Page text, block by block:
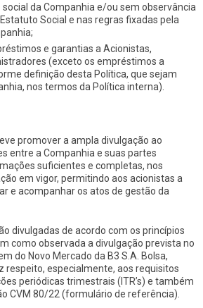
social da Companhia e/ou sem observância
Social e nas regras fixadas pela
e garantias a Acionistas,
(exceto os empréstimos a
definição desta Política, que sejam
nos termos da Política interna).
promover a ampla divulgação ao
entre a Companhia e suas partes
suficientes e completas, nos
em vigor, permitindo aos acionistas a
e acompanhar os atos de gestão da
divulgadas de acordo com os princípios
como observada a divulgação prevista no
do Novo Mercado da B3 S.A. Bolsa,
respeito, especialmente, aos requisitos
periódicas trimestrais (ITR’s) e também
CVM 80/22 (formulário de referência).